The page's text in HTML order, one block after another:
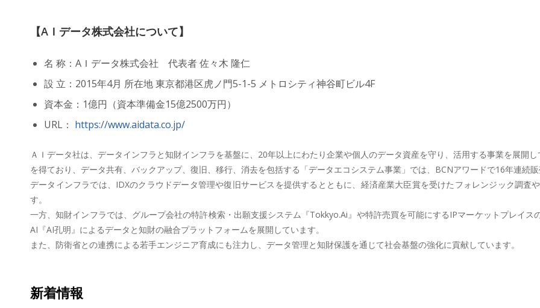
【AＩデータ株式会社について】
名 称：AＩデータ株式会社 代表者 佐々木 隆仁
設 立：2015年4月 所在地 東京都港区虎ノ門5-1-5 メトロシティ神谷町ビル4F
資本金：1億円（資本準備金15億2500万円）
URL： https://www.aidata.co.jp/
ＡＩデータ社は、データインフラと知財インフラを基盤に、20年以上にわたり企業や個人のデータ資産を守り、活用する事業を展開
を得ており、データ共有、バックアップ、復旧、移行、消去を包括する「データエコシステム事業」では、BCNアワードで16年連続
データインフラでは、IDXのクラウドデータ管理や復旧サービスを提供するとともに、経済産業大臣賞を受けたフォレンジック調査
す。
一方、知財インフラでは、グループ会社の特許検索・出願支援システム『Tokkyo.Ai』や特許売買を可能にするIPマーケットプレイ
AI『AI孔明』によるデータと知財の融合プラットフォームを展開しています。
また、防衛省との連携による若手エンジニア育成にも注力し、データ管理と知財保護を通じて社会基盤の強化に貢献しています。
新着情報